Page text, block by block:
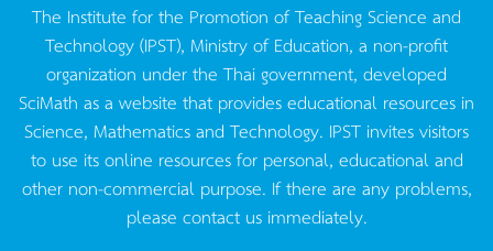
The Institute for the Promotion of Teaching Science and
Technology (IPST), Ministry of Education, a non-profit
organization under the Thai government, developed
SciMath as a website that provides educational resources in
Science, Mathematics and Technology. IPST invites visitors
to use its online resources for personal, educational and
other non-commercial purpose. If there are any problems,
please contact us immediately.